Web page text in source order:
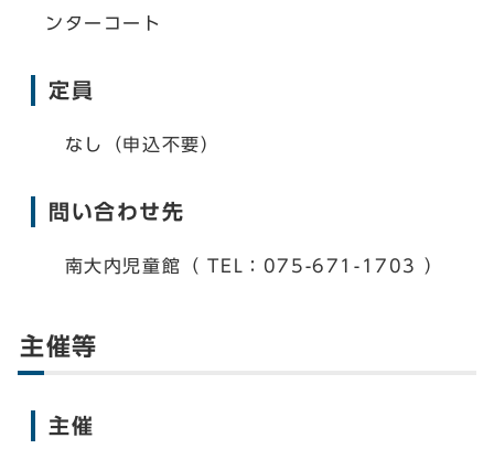
ンターコート
定員
なし（申込不要）
問い合わせ先
南大内児童館（ TEL：075-671-1703 ）
主催等
主催